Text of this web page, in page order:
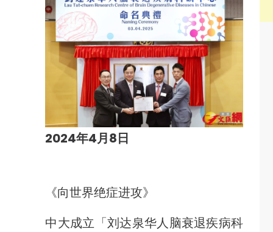
2024年4月8日
《向世界绝症进攻》
中大成立「刘达泉华人脑衰退疾病科